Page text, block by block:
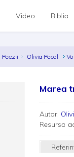
Video Biblia
Poezii Olivia Pocol
Marea
Autor:
Resursa